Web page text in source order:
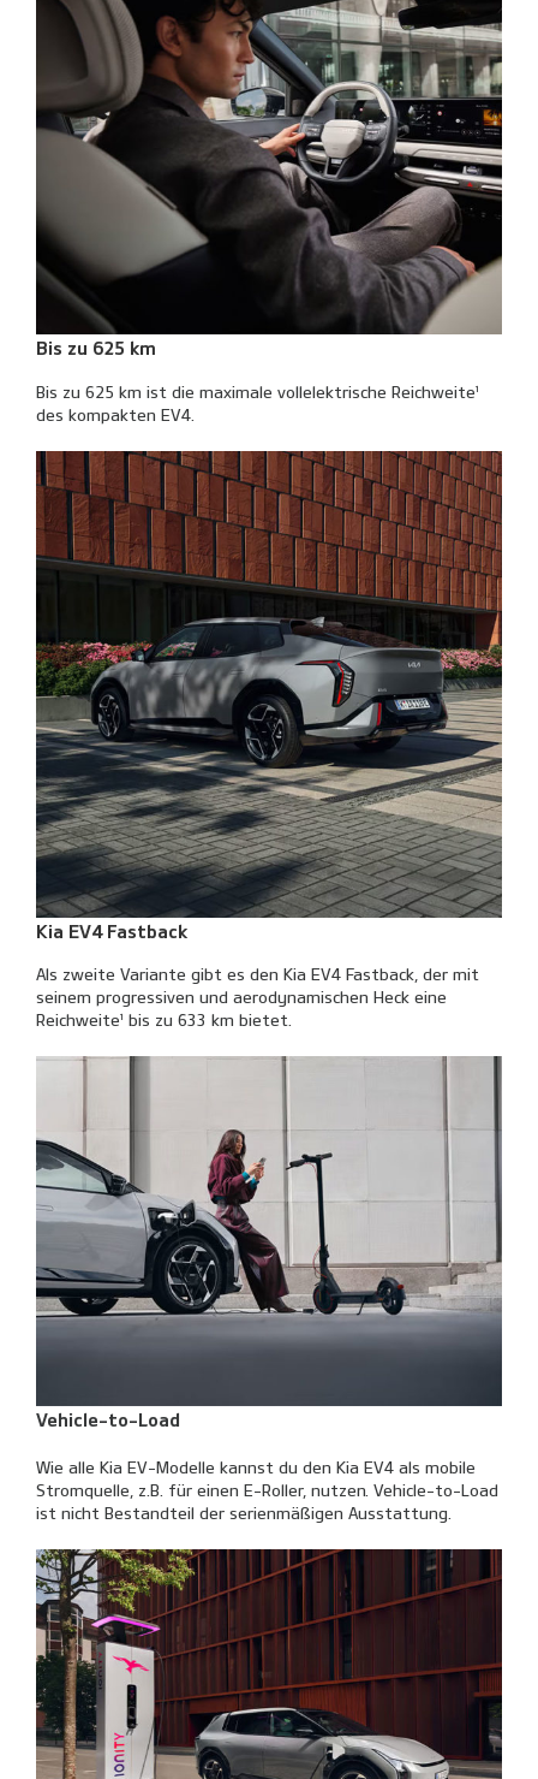
Bis zu 625 km
Bis zu 625 km ist die maximale vollelektrische Reichweite¹
des kompakten EV4.
Kia EV4 Fastback
Als zweite Variante gibt es den Kia EV4 Fastback, der mit
seinem progressiven und aerodynamischen Heck eine
Reichweite¹ bis zu 633 km bietet.
Vehicle-to-Load
Wie alle Kia EV-Modelle kannst du den Kia EV4 als mobile
Stromquelle, z.B. für einen E-Roller, nutzen. Vehicle-to-Load
ist nicht Bestandteil der serienmäßigen Ausstattung.